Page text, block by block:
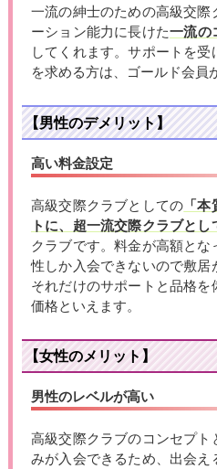
一流の紳士のための高級交際
ーション能力に長けた一流の
してくれます。サポートを
を求める方は、ゴールド会員
【男性のデメリット】
高い料金設定
高級交際クラブとしての 「
トに、超一流交際クラブとし
クラブです。料金が高額と
性しか入会できないので敷居
それだけのサポートと品格
価格といえます。
【女性のメリット】
男性のレベルが高い
高級交際クラブのコンセプ
みが入会できるため、出会え